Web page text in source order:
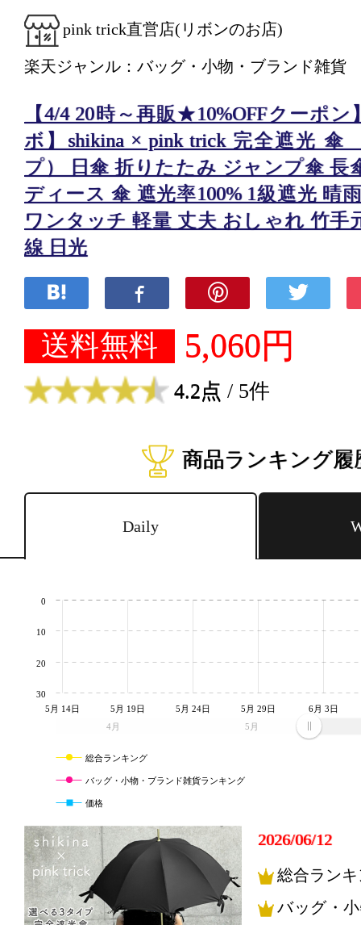
pink trick直営店(リボンのお店)
楽天ジャンル：バッグ・小物・ブランド雑貨
【4/4 20時～再販★10%OFFクーポン
ボ】shikina × pink trick 完全遮光 傘
プ） 日傘 折りたたみ ジャンプ傘 長
ディース 傘 遮光率100% 1級遮光 晴
ワンタッチ 軽量 丈夫 おしゃれ 竹手
線 日光
送料無料 5,060円
4.2点 / 5件
商品ランキング履
Daily
4月 5月
5月 14日 5月 19日 5月 24日 5月 29日 6月 3日
0
10
20
30
総合ランキング
バッグ・小物・ブランド雑貨ランキング
価格
2026/06/12
総合ラン
バッグ・